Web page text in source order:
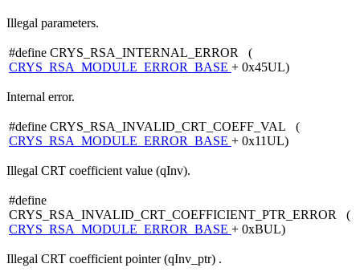
Illegal parameters.
#define CRYS_RSA_INTERNAL_ERROR (
CRYS_RSA_MODULE_ERROR_BASE + 0x45UL)
Internal error.
#define CRYS_RSA_INVALID_CRT_COEFF_VAL (
CRYS_RSA_MODULE_ERROR_BASE + 0x11UL)
Illegal CRT coefficient value (qInv).
#define
CRYS_RSA_INVALID_CRT_COEFFICIENT_PTR_ERROR (
CRYS_RSA_MODULE_ERROR_BASE + 0xBUL)
Illegal CRT coefficient pointer (qInv_ptr) .